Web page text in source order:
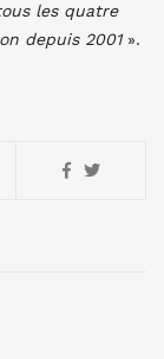
les quatre
depuis 2001».